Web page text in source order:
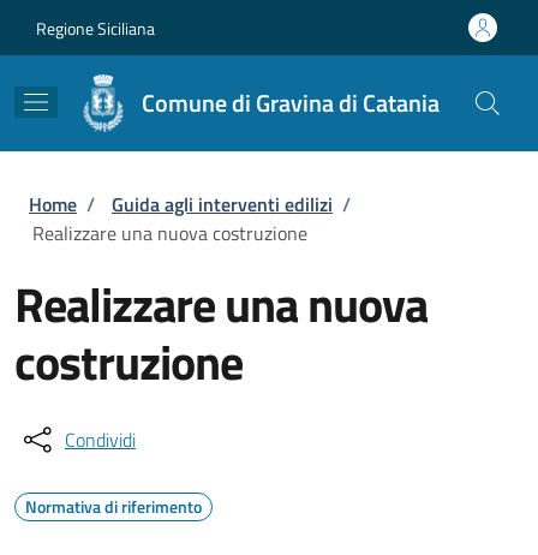
Regione Siciliana
Comune di Gravina di Catania
Briciole di pane
Home / Guida agli interventi edilizi /
Realizzare una nuova costruzione
Realizzare una nuova
costruzione
Condividi
Normativa di riferimento